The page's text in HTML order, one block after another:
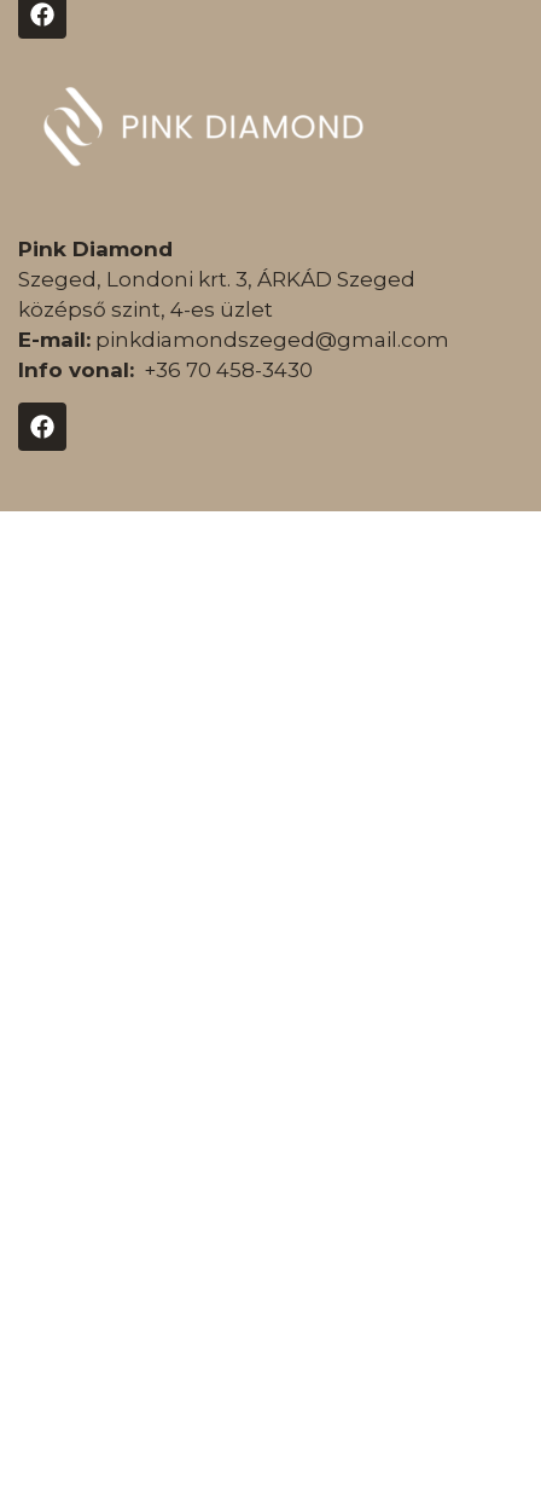
Pink Diamond
Szeged, Londoni krt. 3, ÁRKÁD Szeged
középső szint, 4-es üzlet
E-mail: pinkdiamondszeged@gmail.com
Info vonal: +36 70 458-3430